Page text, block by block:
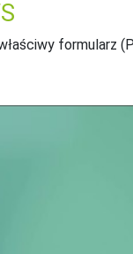
formularz